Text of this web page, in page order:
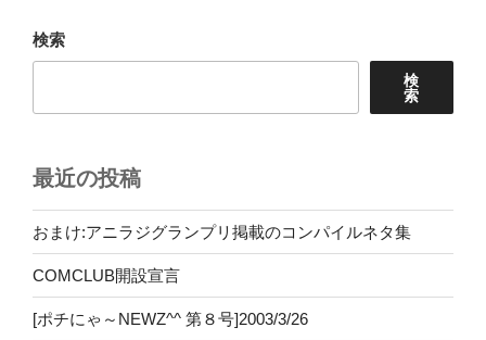
ン
検索
検
索
最近の投稿
おまけ:アニラジグランプリ掲載のコンパイルネタ集
COMCLUB開設宣言
[ポチにゃ～NEWZ^^ 第８号]2003/3/26